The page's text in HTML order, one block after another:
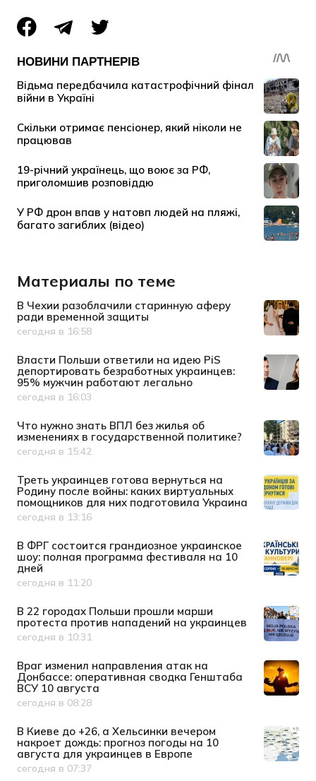
Материалы по теме
В Чехии разоблачили старинную аферу
ради временной защиты
Дата публикации
сегодня в 16:58
Власти Польши ответили на идею PiS
депортировать безработных украинцев:
95% мужчин работают легально
Дата публикации
сегодня в 16:03
Что нужно знать ВПЛ без жилья об
изменениях в государственной политике?
Дата публикации
сегодня в 15:42
Треть украинцев готова вернуться на
Родину после войны: каких виртуальных
помощников для них подготовила Украина
Дата публикации
сегодня в 13:16
В ФРГ состоится грандиозное украинское
шоу: полная программа фестиваля на 10
дней
Дата публикации
сегодня в 11:20
В 22 городах Польши прошли марши
протеста против нападений на украинцев
Дата публикации
сегодня в 10:31
Враг изменил направления атак на
Донбассе: оперативная сводка Генштаба
ВСУ 10 августа
Дата публикации
сегодня в 08:28
В Киеве до +26, а Хельсинки вечером
накроет дождь: прогноз погоды на 10
августа для украинцев в Европе
Дата публикации
сегодня в 07:37